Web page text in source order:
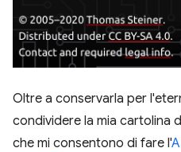
Oltre a conservarla per
condividere la mia cartolina
che mi consentono di fare l'